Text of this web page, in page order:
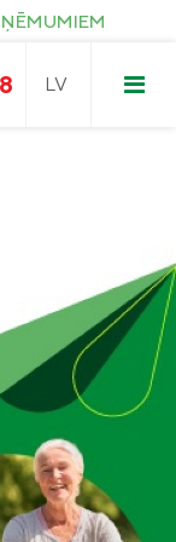
apdrošināšana